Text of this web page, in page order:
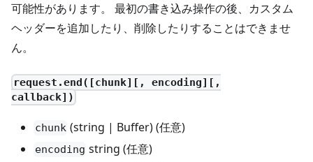
可能性があります。 最初の書き込み操作の後、カスタム
ヘッダーを追加したり、削除したりすることはできませ
ん。
request.end([chunk][, encoding][,
callback])
chunk (string | Buffer) (任意)
encoding string (任意)